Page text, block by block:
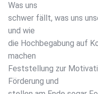
Was uns
schwer fällt, was uns
und wie
die Hochbegabung auf
machen
Feststellung zur
Förderung und